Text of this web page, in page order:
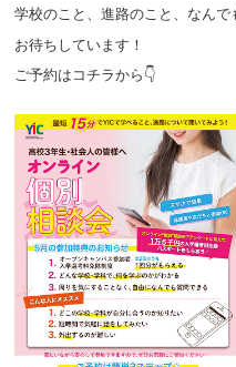
学校のこと、進路のこと、なんで
お待ちしています！
ご予約はコチラから👇